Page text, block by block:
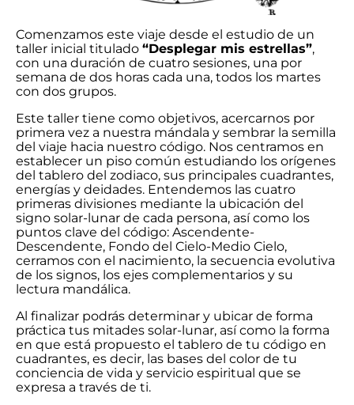
Comenzamos este viaje desde el estudio de un
taller inicial titulado “Desplegar mis estrellas”,
con una duración de cuatro sesiones, una por
semana de dos horas cada una, todos los martes
con dos grupos.
Este taller tiene como objetivos, acercarnos por
primera vez a nuestra mándala y sembrar la semilla
del viaje hacia nuestro código. Nos centramos en
establecer un piso común estudiando los orígenes
del tablero del zodiaco, sus principales cuadrantes,
energías y deidades. Entendemos las cuatro
primeras divisiones mediante la ubicación del
signo solar-lunar de cada persona, así como los
puntos clave del código: Ascendente-
Descendente, Fondo del Cielo-Medio Cielo,
cerramos con el nacimiento, la secuencia evolutiva
de los signos, los ejes complementarios y su
lectura mandálica.
Al finalizar podrás determinar y ubicar de forma
práctica tus mitades solar-lunar, así como la forma
en que está propuesto el tablero de tu código en
cuadrantes, es decir, las bases del color de tu
conciencia de vida y servicio espiritual que se
expresa a través de ti.